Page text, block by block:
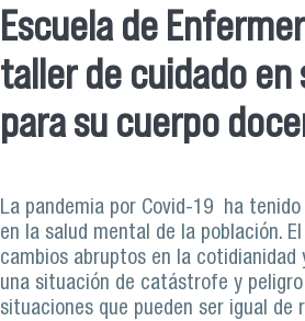
Escuela de
taller de cuidado en
para su cuerpo
La pandemia por Covid-19 ha
en la salud mental de la población.
cambios abruptos en la
una situación de catástrofe y
situaciones que pueden ser igual de